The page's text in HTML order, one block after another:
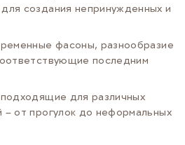
создания непринужденных и
фасоны, разнообразие
последним
для различных
– от прогулок до неформальных